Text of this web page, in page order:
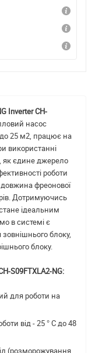
Inverter CH-
насос
25 м2, працює на
використанні
як єдине джерело
роботи
фреонової
Дотримуючись
ідеальним
в системі є
блоку,
блоку.
S09FTXLA2-NG:
для роботи на
від - 25 ° С до 48
(розморожування,